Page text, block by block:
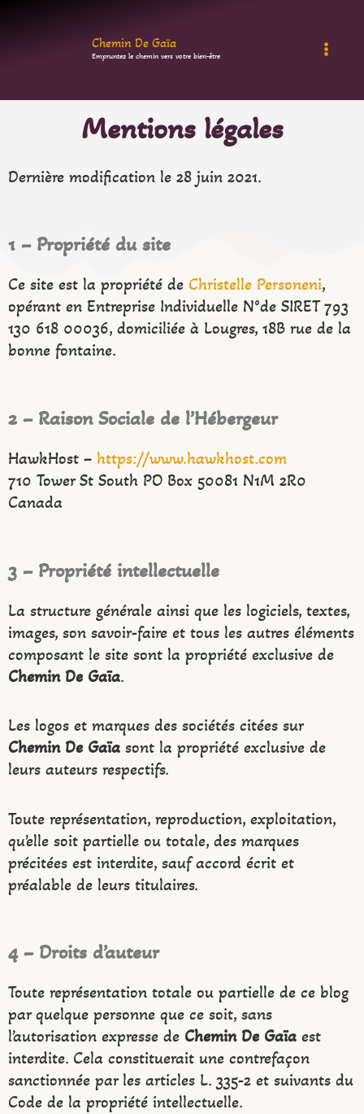
Chemin De Gaïa
Empruntez le chemin vers votre bien-être
Mentions légales
Dernière modification le 28 juin 2021.
1 – Propriété du site
Ce site est la propriété de Christelle Personeni,
opérant en Entreprise Individuelle N°de SIRET 793
130 618 00036, domiciliée à Lougres, 18B rue de la
bonne fontaine.
2 – Raison Sociale de l’Hébergeur
HawkHost – https://www.hawkhost.com
710 Tower St South PO Box 50081 N1M 2R0
Canada
3 – Propriété intellectuelle
La structure générale ainsi que les logiciels, textes,
images, son savoir-faire et tous les autres éléments
composant le site sont la propriété exclusive de
Chemin De Gaïa.
Les logos et marques des sociétés citées sur
Chemin De Gaïa sont la propriété exclusive de
leurs auteurs respectifs.
Toute représentation, reproduction, exploitation,
qu’elle soit partielle ou totale, des marques
précitées est interdite, sauf accord écrit et
préalable de leurs titulaires.
4 – Droits d’auteur
Toute représentation totale ou partielle de ce blog
par quelque personne que ce soit, sans
l’autorisation expresse de Chemin De Gaïa est
interdite. Cela constituerait une contrefaçon
sanctionnée par les articles L. 335-2 et suivants du
Code de la propriété intellectuelle.